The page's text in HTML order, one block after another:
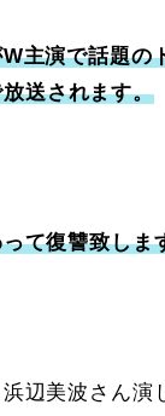
主演で話題の
送されます。
て復讐致しま
辺美波さん